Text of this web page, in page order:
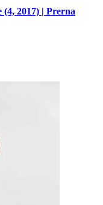
2017) | Prerna